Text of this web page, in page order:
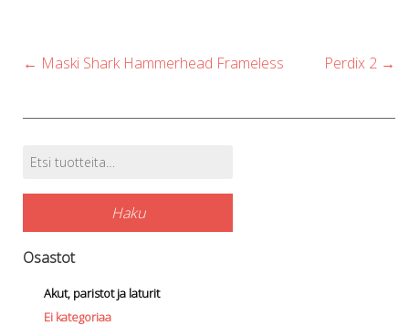
Post
← Maski Shark Hammerhead Frameless Perdix 2 →
Tuotehaku
Etsi:
Haku
Osastot
Akut, paristot ja laturit
Ei kategoriaa